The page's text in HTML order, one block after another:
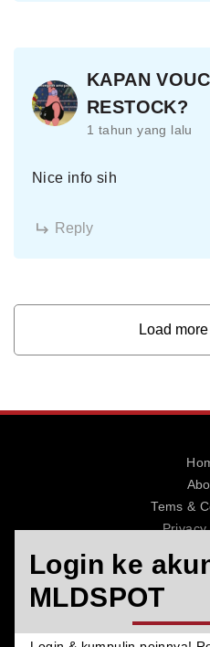
KAPAN
RESTOCK?
1 tahun yang lalu
Nice info sih
Reply
Load
Tems &
Privacy
Login ke
MLDSPOT